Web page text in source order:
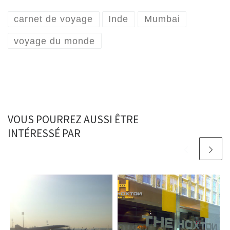
carnet de voyage Inde Mumbai
voyage du monde
VOUS POURREZ AUSSI ÊTRE
INTÉRESSÉ PAR